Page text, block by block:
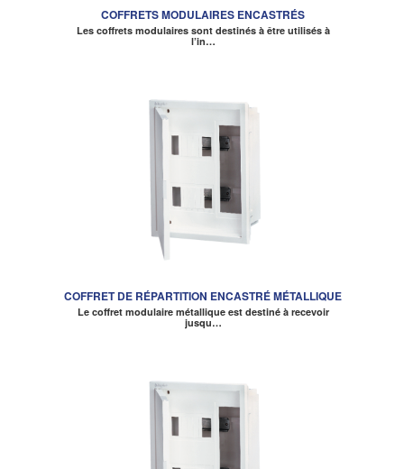
COFFRETS MODULAIRES ENCASTRÉS
Les coffrets modulaires sont destinés à être utilisés à
l’in…
COFFRET DE RÉPARTITION ENCASTRÉ MÉTALLIQUE
Le coffret modulaire métallique est destiné à recevoir
jusqu…